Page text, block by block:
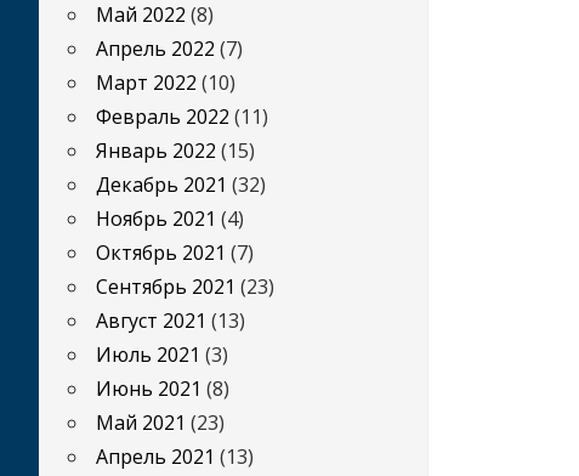
Май 2022 (8)
Апрель 2022 (7)
Март 2022 (10)
Февраль 2022 (11)
Январь 2022 (15)
Декабрь 2021 (32)
Ноябрь 2021 (4)
Октябрь 2021 (7)
Сентябрь 2021 (23)
Август 2021 (13)
Июль 2021 (3)
Июнь 2021 (8)
Май 2021 (23)
Апрель 2021 (13)